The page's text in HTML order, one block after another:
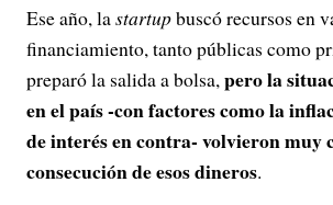
Ese año, lastartupbuscó recursos en
financiamiento, tanto públicas como
preparó la salida a bolsa,pero la
en el país -con factores como la
de interés en contra- volvieron muy
consecución de esos dineros.